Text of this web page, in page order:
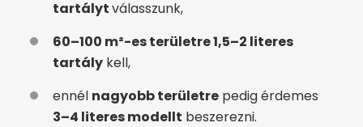
tartálytválasszunk,
60–100 m²-es területre 1,5–2 literes
tartály kell,
ennél nagyobb területre pedig érdemes
3–4 literes modellt beszerezni.